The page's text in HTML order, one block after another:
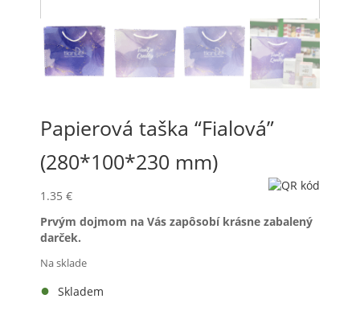
Papierová taška “Fialová”
(280*100*230 mm)
1.35 €
Prvým dojmom na Vás zapôsobí krásne zabalený
darček.
Na sklade
Skladem